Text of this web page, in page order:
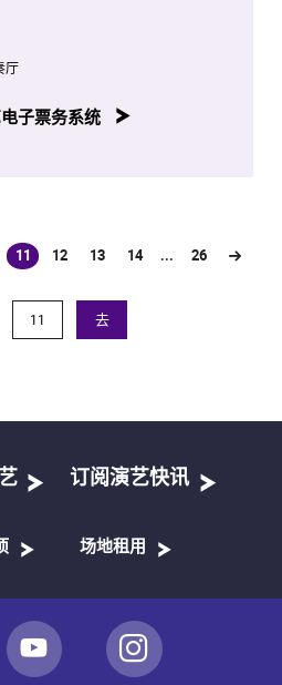
厅
子票务系统
11
(current)
12 13 14 ... 26
去
订阅演艺快讯
场地租用